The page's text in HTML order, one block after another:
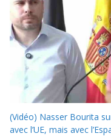
(Vidéo) Nasser Bourita
avec l’UE, mais avec